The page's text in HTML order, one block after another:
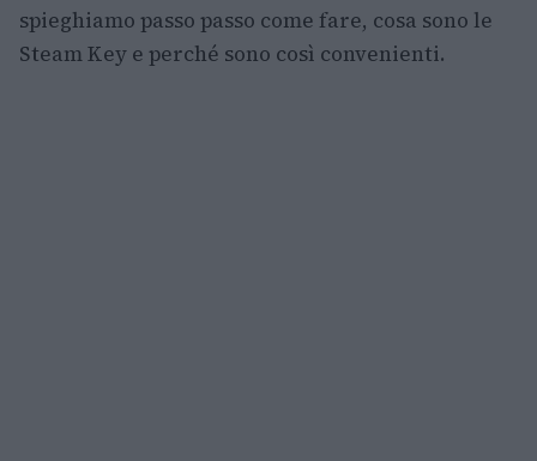
spieghiamo passo passo come fare, cosa sono le
Steam Key e perché sono così convenienti.